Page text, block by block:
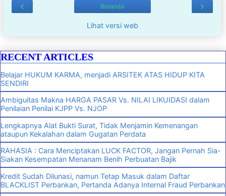
‹ ›
Beranda
Lihat versi web
RECENT ARTICLES
Belajar HUKUM KARMA, menjadi ARSITEK ATAS HIDUP KITA
SENDIRI
Ambiguitas Makna HARGA PASAR Vs. NILAI LIKUIDASI dalam
Penilaian Penilai KJPP Vs. NJOP
Lengkapnya Alat Bukti Surat, Tidak Menjamin Kemenangan
ataupun Kekalahan dalam Gugatan Perdata
RAHASIA : Cara Menciptakan LUCK FACTOR, Jangan Pernah Sia-
Siakan Kesempatan Menanam Benih Perbuatan Bajik
Kredit Sudah Dilunasi, namun Tetap Masuk dalam Daftar
BLACKLIST Perbankan, Pertanda Adanya Internal Fraud Perbankan